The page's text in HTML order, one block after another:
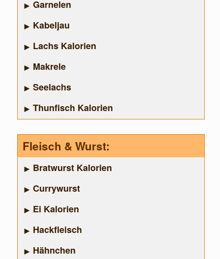
Garnelen
Kabeljau
Lachs Kalorien
Makrele
Seelachs
Thunfisch Kalorien
Fleisch & Wurst:
Bratwurst Kalorien
Currywurst
Ei Kalorien
Hackfleisch
Hähnchen